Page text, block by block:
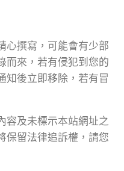
心撰寫，可能會有少部
而來，若有侵犯到您的
知後立即移除，若有冒
容及未標示本站網址之
保留法律追訴權，請您